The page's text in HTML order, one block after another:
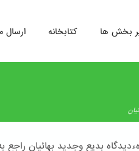
ارسال کتابخانه بخش ها
بدیع وجدید بهائیان